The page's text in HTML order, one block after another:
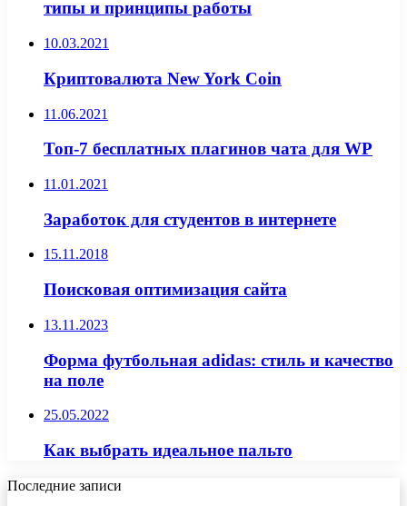
типы и принципы работы
10.03.2021
Криптовалюта New York Coin
11.06.2021
Топ-7 бесплатных плагинов чата для WP
11.01.2021
Заработок для студентов в интернете
15.11.2018
Поисковая оптимизация сайта
13.11.2023
Форма футбольная adidas: стиль и качество
на поле
25.05.2022
Как выбрать идеальное пальто
Последние записи